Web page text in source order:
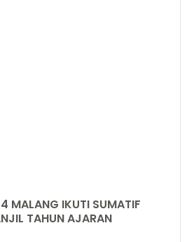
MALANG IKUTI SUMATIF
TAHUN AJARAN